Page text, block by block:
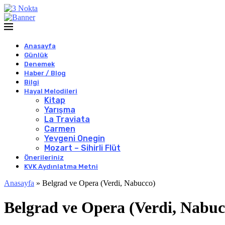
Anasayfa
Günlük
Denemek
Haber / Blog
Bilgi
Hayal Melodileri
Kitap
Yarışma
La Traviata
Carmen
Yevgeni Onegin
Mozart – Sihirli Flüt
Önerileriniz
KVK Aydınlatma Metni
Anasayfa » Belgrad ve Opera (Verdi, Nabucco)
Belgrad ve Opera (Verdi,